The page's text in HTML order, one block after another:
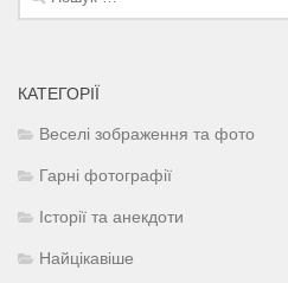
КАТЕГОРІЇ
Веселі зображення та фото
Гарні фотографії
Історії та анекдоти
Найцікавіше